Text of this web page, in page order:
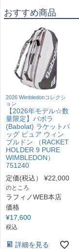
おすすめ商品
2026 Wimbledonコレクシ
ョン
【2026年モデル☆数
量限定】バボラ
(Babolat) ラケットバ
ッグ ピュア ウィン
ブルドン （RACKET
HOLDER 9 PURE
WIMBLEDON）
751240
定価(税込）
¥22,000
のところ
ラフィノWEB本店
価格
¥17,600
税込
詳細を見る